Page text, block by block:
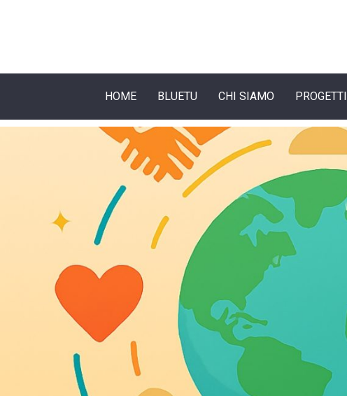
HOME BLUETU CHI SIAMO PROGETTI